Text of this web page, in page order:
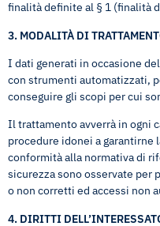
finalità definite al § 1 (finalità
3. MODALITÀ DI
I dati generati in occasione
con strumenti automatizzati,
conseguire gli scopi per cui
Il trattamento avverrà in ogni
procedure idonei a garantirne
conformità alla normativa di
sicurezza sono osservate per
o non corretti ed accessi non
4. DIRITTI